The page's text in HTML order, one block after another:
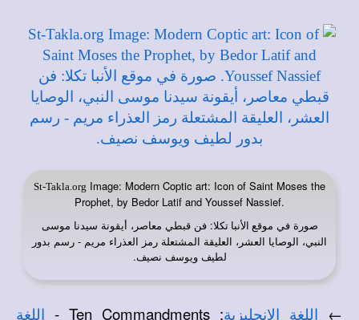
St-Takla.org Image: Modern Coptic art: Icon of Saint Moses the
Prophet, by Bedor Latif and Youssef Nassief.
صورة في موقع الأنبا تكلا: فن قبطي معاصر، أيقونة سيدنا موسى
النبي، الوصايا العشر، العليقة المشتعلة رمز العذراء مريم - رسم بدور
لطيف ويوسف نصيف.
← اللغة الإنجليزية: Ten Commandments -
اللغة